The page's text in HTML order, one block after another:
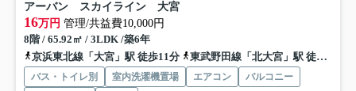
アーバン スカイライン 大宮
16万円 管理/共益費10,000円
8階 / 65.92㎡ / 3LDK /築6年
京浜東北線「大宮」駅 徒歩11分
東武野田線「北大宮」駅 徒歩5分
バス・トイレ別 室内洗濯機置場 エアコン
バルコニー